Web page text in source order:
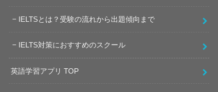
IELTSとは？受験の流れから出題傾向まで
IELTS対策におすすめのスクール
英語学習アプリ TOP